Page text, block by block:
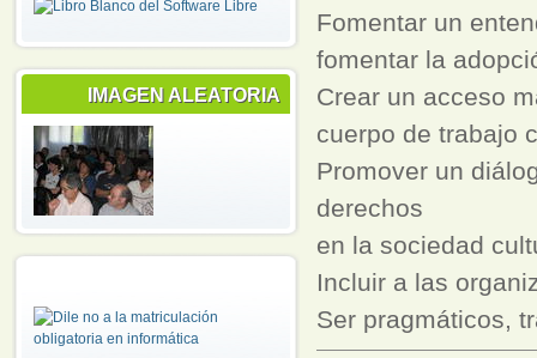
IMAGEN ALEATORIA
Fomentar un
fomentar la
Crear un acceso
cuerpo de trabajo
Promover un
derechos
en la sociedad
Incluir a las
Ser pragmáticos,